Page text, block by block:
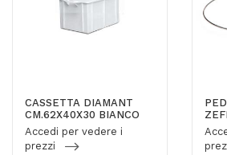
CASSETTA DIAMANT
CM.62X40X30 BIANCO
Accedi per vedere i
prezzi